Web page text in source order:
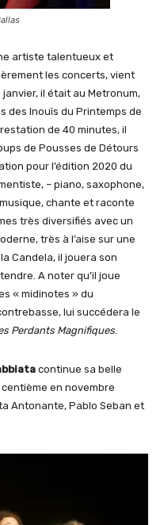
artiste talentueux et
les concerts, vient
il était au Metronum,
des Inouïs du Printemps de
de 40 minutes, il
de Pousses de Détours
pour l’édition 2020 du
– piano, saxophone,
chante et raconte
très diversifiés avec un
très à l’aise sur une
Candela, il jouera son
A noter qu’il joue
« midinotes » du
lui succédera le
Perdants Magnifiques.
continue sa belle
en novembre
Antonante, Pablo Seban et